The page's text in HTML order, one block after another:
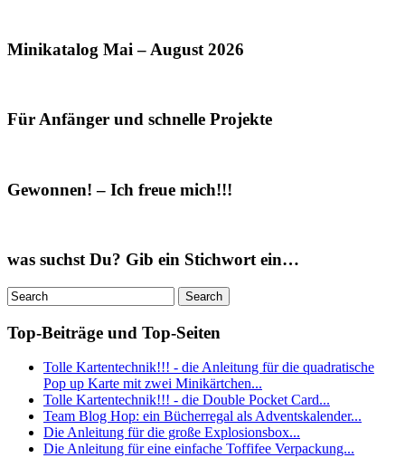
Minikatalog Mai – August 2026
Für Anfänger und schnelle Projekte
Gewonnen! – Ich freue mich!!!
was suchst Du? Gib ein Stichwort ein…
Top-Beiträge und Top-Seiten
Tolle Kartentechnik!!! - die Anleitung für die quadratische
Pop up Karte mit zwei Minikärtchen...
Tolle Kartentechnik!!! - die Double Pocket Card...
Team Blog Hop: ein Bücherregal als Adventskalender...
Die Anleitung für die große Explosionsbox...
Die Anleitung für eine einfache Toffifee Verpackung...